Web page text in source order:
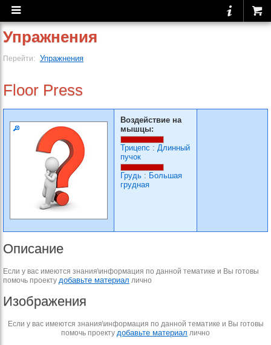
Упражнения
Перейти: Упражнения
Floor Press
Воздействие на
мышцы:
Трицепс : Длинный
пучок
Грудь : Большая
грудная
Описание
Если у вас имеются знания\информация по данной тематике и Вы готовы
помочь проекту добавьте материал лично
Изображения
Если у вас имеются знания\информация по данной тематике и Вы готовы
помочь проекту добавьте материал лично